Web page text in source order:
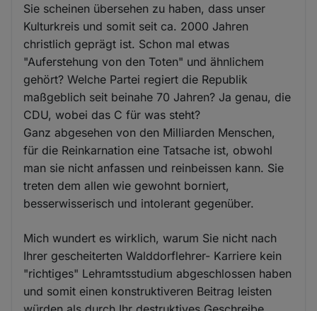
Sie scheinen übersehen zu haben, dass unser
Kulturkreis und somit seit ca. 2000 Jahren
christlich geprägt ist. Schon mal etwas
"Auferstehung von den Toten" und ähnlichem
gehört? Welche Partei regiert die Republik
maßgeblich seit beinahe 70 Jahren? Ja genau, die
CDU, wobei das C für was steht?
Ganz abgesehen von den Milliarden Menschen,
für die Reinkarnation eine Tatsache ist, obwohl
man sie nicht anfassen und reinbeissen kann. Sie
treten dem allen wie gewohnt borniert,
besserwisserisch und intolerant gegenüber.
Mich wundert es wirklich, warum Sie nicht nach
Ihrer gescheiterten Walddorflehrer- Karriere kein
"richtiges" Lehramtsstudium abgeschlossen haben
und somit einen konstruktiveren Beitrag leisten